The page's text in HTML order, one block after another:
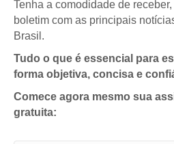
Tenha a comodidade de
boletim com as principais
Brasil.
Tudo o que é essencial para
forma objetiva, concisa e
Comece agora mesmo sua
gratuita: